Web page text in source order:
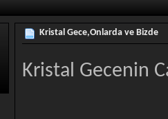
Kristal Gece,Onlarda ve Bizde
Kristal Gecenin